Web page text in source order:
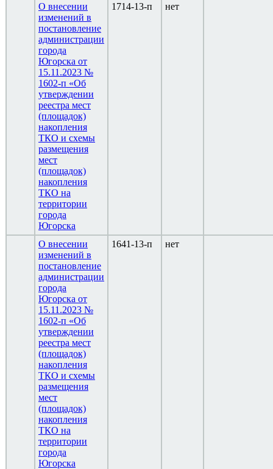
О внесении
изменений в
постановление
администрации
города
Югорска от
15.11.2023 №
1602-п «Об
утверждении
реестра мест
(площадок)
накопления
ТКО и схемы
размещения
мест
(площадок)
накопления
ТКО на
территории
города
Югорска
1714-13-п нет
О внесении
изменений в
постановление
администрации
города
Югорска от
15.11.2023 №
1602-п «Об
утверждении
реестра мест
(площадок)
накопления
ТКО и схемы
размещения
мест
(площадок)
накопления
ТКО на
территории
города
Югорска
1641-13-п нет